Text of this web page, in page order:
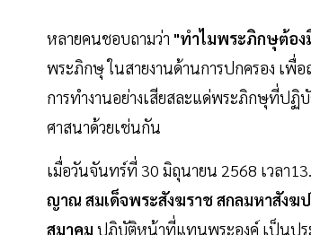
หลายคนชอบถามว่า ​"ทำไม​พระภิกษุต้อ
พระภิกษุ ในสายงานด้านการปกครอง เพื่อ
การทำงานอย่างเสียสละแด่พระภิกษุ​ที่ป
ศาสนาด้วย​เช่นกัน​
เมื่อวันจันทร์ที่ 30 มิถุนายน 2568 เวล
ญาณ สมเด็จพระสังฆราช สกลมหาสังฆ
สมาคม ปฏิบัติหน้าที่แทนพระองค์ เป็นปร